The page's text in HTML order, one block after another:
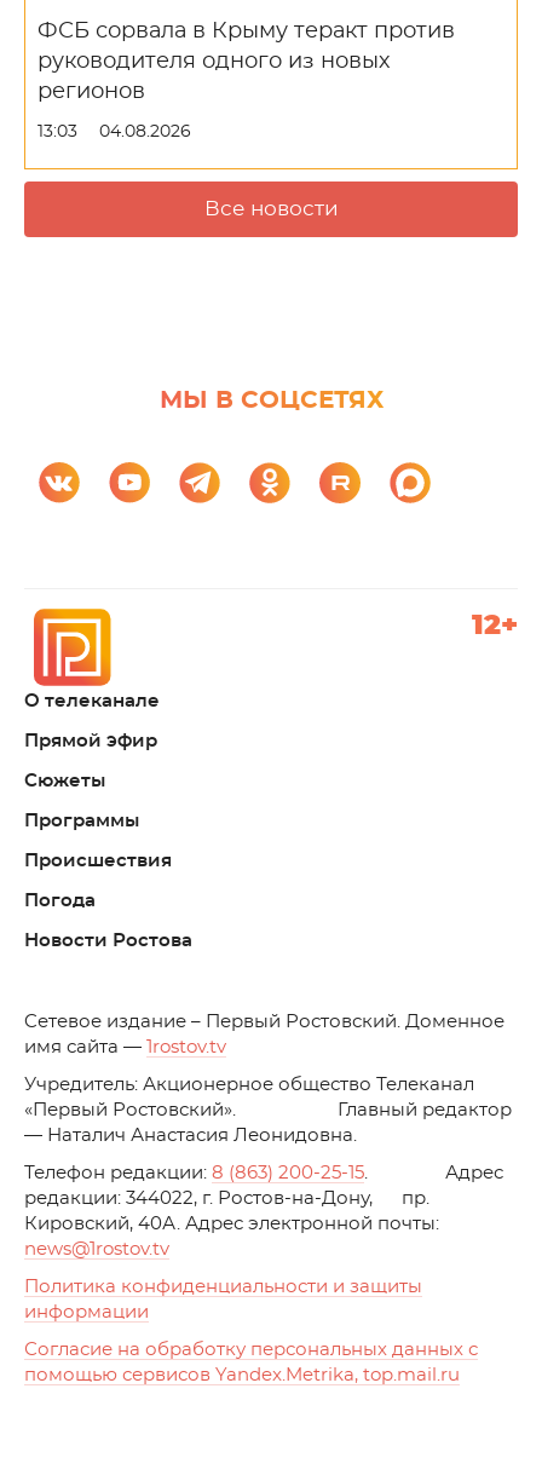
ФСБ сорвала в Крыму теракт против
руководителя одного из новых
регионов
13:03 04.08.2026
Все новости
МЫ В СОЦСЕТЯХ
О телеканале
Прямой эфир
Сюжеты
Программы
Происшествия
Погода
Новости Ростова
12+
Cетевое издание – Первый Ростовский. Доменное
имя сайта —
1rostov.tv
Учредитель: Акционерное общество Телеканал
«Первый Ростовский». Главный редактор
— Наталич Анастасия Леонидовна.
Телефон редакции: 8 (863) 200-25-15. Адрес
редакции: 344022, г. Ростов-на-Дону, пр.
Кировский, 40А. Адрес электронной почты:
news@1rostov.tv
Политика конфиденциальности и защиты
информации
Согласие на обработку персональных данных с
помощью сервисов Yandex.Metrika, top.mail.ru